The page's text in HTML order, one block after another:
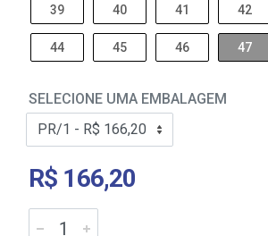
39 40 41 42
44 45 46 47
SELECIONE UMA EMBALAGEM
R$ 166,20